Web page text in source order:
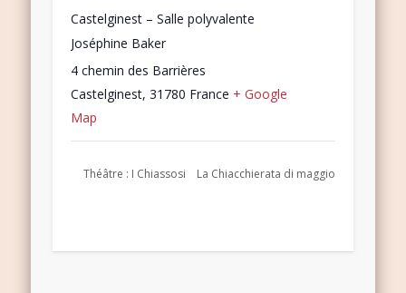
Castelginest – Salle polyvalente
Joséphine Baker
4 chemin des Barrières
Castelginest, 31780 France + Google
Map
Théâtre : I Chiassosi La Chiacchierata di maggio